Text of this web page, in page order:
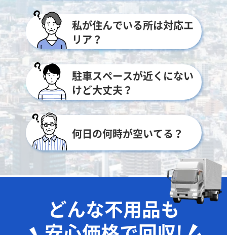
私が住んでいる所は対応エ
リア？
駐車スペースが近くにない
けど大丈夫？
何日の何時が空いてる？
どんな不用品も